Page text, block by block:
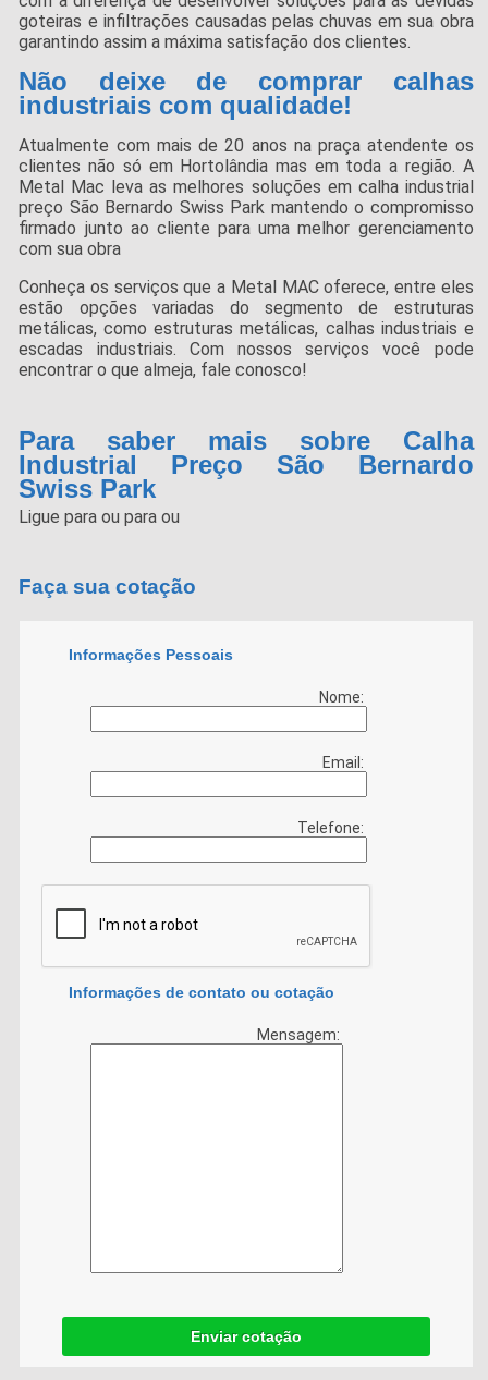
goteiras e infiltrações causadas pelas chuvas em sua obra
garantindo assim a máxima satisfação dos clientes.
Não deixe de comprar calhas
industriais com qualidade!
Atualmente com mais de 20 anos na praça atendente os
clientes não só em Hortolândia mas em toda a região. A
Metal Mac leva as melhores soluções em calha industrial
preço São Bernardo Swiss Park mantendo o compromisso
firmado junto ao cliente para uma melhor gerenciamento
com sua obra
Conheça os serviços que a Metal MAC oferece, entre eles
estão opções variadas do segmento de estruturas
metálicas, como estruturas metálicas, calhas industriais e
escadas industriais. Com nossos serviços você pode
encontrar o que almeja, fale conosco!
Para saber mais sobre Calha
Industrial Preço São Bernardo
Swiss Park
Ligue paraou paraou
Faça sua cotação
Informações Pessoais
Nome:
Email:
Telefone:
Informações de contato ou cotação
Mensagem:
Enviar cotação